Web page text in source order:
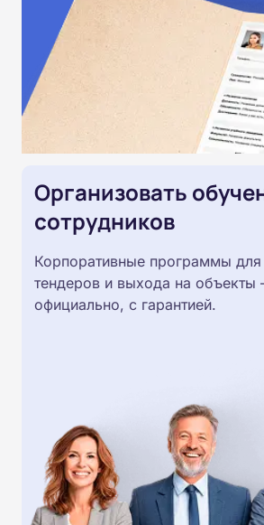
Организовать
сотрудников
Корпоративные программы
тендеров и выхода на
официально, с гарантией.